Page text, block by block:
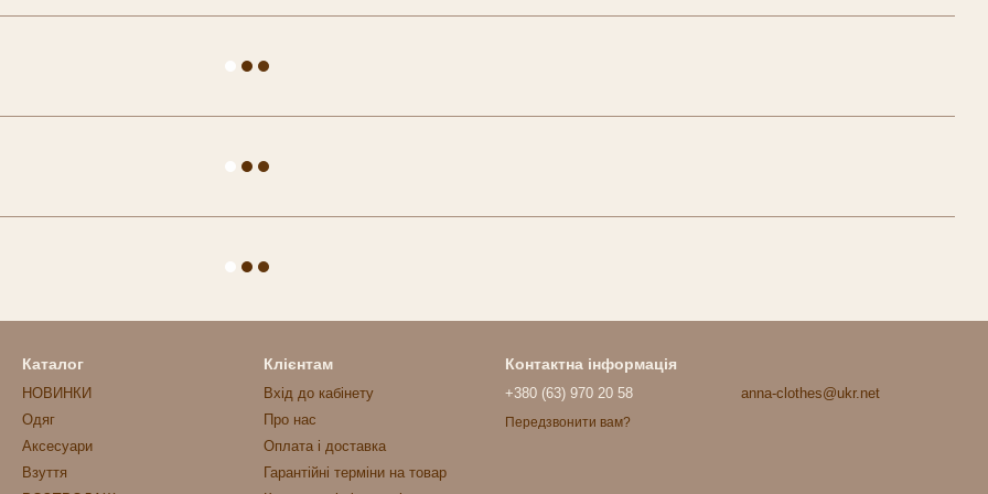
Каталог
НОВИНКИ
Одяг
Аксесуари
Взуття
Клієнтам
Вхід до кабінету
Про нас
Оплата і доставка
Гарантійні терміни на товар
Контактна інформація
+380 (63) 970 20 58
Передзвонити вам?
anna-clothes@ukr.net